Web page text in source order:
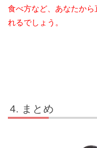
食べ方など、あなたか
れるでしょう。
まとめ